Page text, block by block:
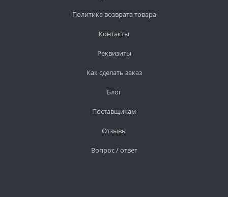
Политика возврата товара
Контакты
Реквизиты
Как сделать заказ
Блог
Поставщикам
Отзывы
Вопрос / ответ